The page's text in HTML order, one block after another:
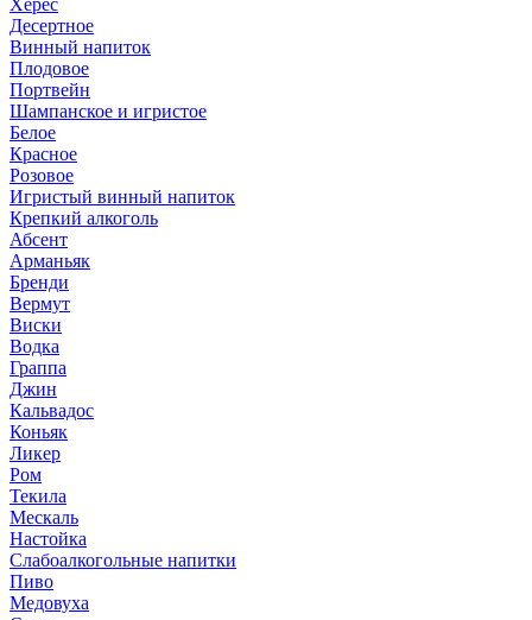
Херес
Десертное
Винный напиток
Плодовое
Портвейн
Шампанское и игристое
Белое
Красное
Розовое
Игристый винный напиток
Крепкий алкоголь
Абсент
Арманьяк
Бренди
Вермут
Виски
Водка
Граппа
Джин
Кальвадос
Коньяк
Ликер
Ром
Текила
Мескаль
Настойка
Слабоалкогольные напитки
Пиво
Медовуха